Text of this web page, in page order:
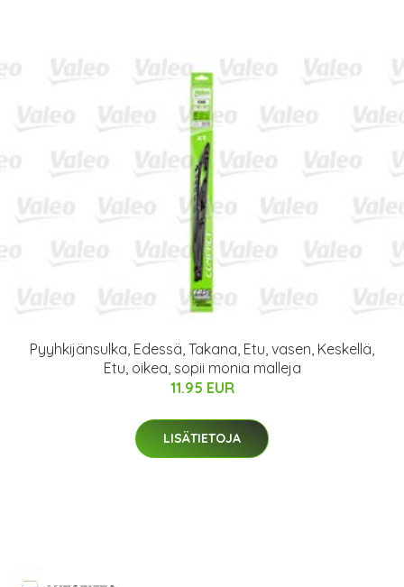
Pyyhkijänsulka, Edessä, Takana, Etu, vasen, Keskellä,
Etu, oikea, sopii monia malleja
11.95 EUR
LISÄTIETOJA